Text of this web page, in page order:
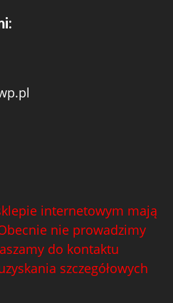
internetowym mają
nie prowadzimy
do kontaktu
szczegółowych